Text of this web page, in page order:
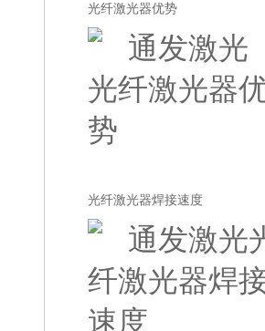
光纤激光器优势
光纤激光器焊接速度